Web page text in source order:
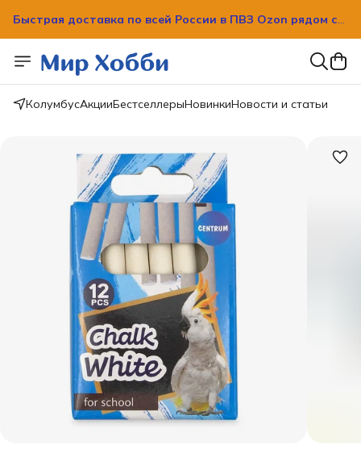
Быстрая доставка по всей России в ПВЗ Ozon рядом с
Быстрая доставка по всей России в ПВЗ Ozon рядом с
вашим домом!
КолумбусАкцииБестселлерыНовинкиНовости и статьи